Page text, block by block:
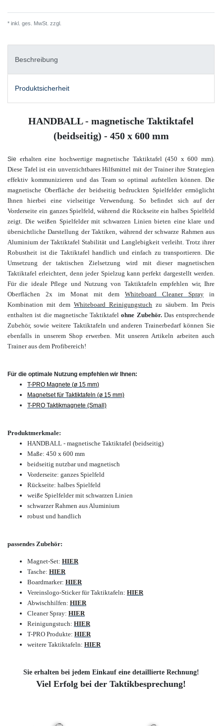
* inkl. ges. MwSt. zzgl.
Beschreibung
Produktsicherheit
HANDBALL - magnetische Taktiktafel
(beidseitig) - 450 x 600 mm
Sie erhalten eine hochwertige magnetische Taktiktafel (450 x 600 mm).
Diese Tafel ist ein unverzichtbares Hilfsmittel mit der Trainer ihre Strategien
effektiv kommunizieren und das Team so optimal aufstellen können. Die
magnetische Oberfläche der beidseitig bedruckten Spielfelder ermöglicht
Ihnen hierbei eine vielseitige Verwendung. So befindet sich auf der
Vorderseite ein ganzes Spielfeld, während die Rückseite ein halbes Spielfeld
zeigt. Die weißen Spielfelder mit schwarzen Linien bieten eine klare und
übersichtliche Darstellung der Taktiken, während der schwarze Rahmen aus
Aluminium der Taktiktafel Stabilität und Langlebigkeit verleiht. Trotz ihrer
Robustheit ist die Taktiktafel handlich und einfach zu transportieren. Die
Umsetzung der taktischen Zielsetzung wird mit dieser magnetischen
Taktiktafel erleichtert, denn jeder Spielzug kann perfekt dargestellt werden.
Fürdie ideale Pflege und Nutzung von Taktiktafeln empfehlen wir, Ihre
Oberflächen 2x im Monat mit dem Whiteboard Cleaner Spray in
Kombination mit dem Whiteboard Reinigungstuch zu säubern. Im Preis
enthalten ist die magnetische Taktiktafelohne Zubehör.Das entsprechende
Zubehör, sowie weitere Taktiktafeln und anderen Trainerbedarf können Sie
ebenfalls in unserem Shop erwerben. Mit unseren Artikeln arbeiten auch
Trainer aus dem Profibereich!
Für die optimale Nutzung empfehlen wir Ihnen:
T-PRO Magnete (ø 15 mm)
Magnetset für Taktiktafeln (ø 15 mm)
T-PRO Taktikmagnete (Small)
Produktmerkmale:
HANDBALL - magnetische Taktiktafel (beidseitig)
Maße: 450 x 600 mm
beidseitig nutzbar und magnetisch
Vorderseite: ganzes Spielfeld
Rückseite: halbes Spielfeld
weiße Spielfelder mit schwarzen Linien
schwarzer Rahmen aus Aluminium
robust und handlich
passendes Zubehör:
Magnet-Set: HIER
Tasche: HIER
Boardmarker: HIER
Vereinslogo-Sticker für Taktiktafeln: HIER
Abwischhilfen: HIER
Cleaner Spray: HIER
Reinigungstuch: HIER
T-PRO Produkte: HIER
weitere Taktiktafeln: HIER
Sie erhalten bei jedem Einkauf eine detaillierte Rechnung!
Viel Erfolg bei der Taktikbesprechung!